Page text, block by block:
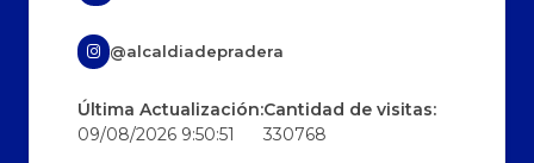
@alcaldiadepradera
Última Actualización:
09/08/2026 9:50:51
Cantidad de visitas:
330768